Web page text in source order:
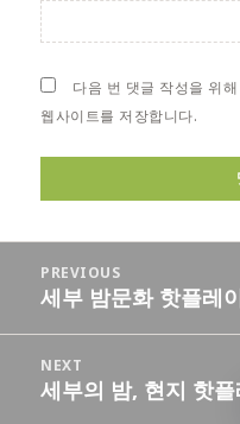
다음 번 댓글 작성을 위
웹사이트를 저장합니다.
PREVIOUS
Previous
세부 밤문화 핫플레
NEXT
Next
세부의 밤, 현지 핫